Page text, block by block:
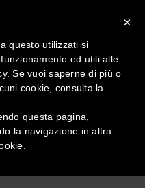
×
questo utilizzati si
ed utili alle
Se vuoi saperne di più o
cookie, consulta la
questa pagina,
la navigazione in altra